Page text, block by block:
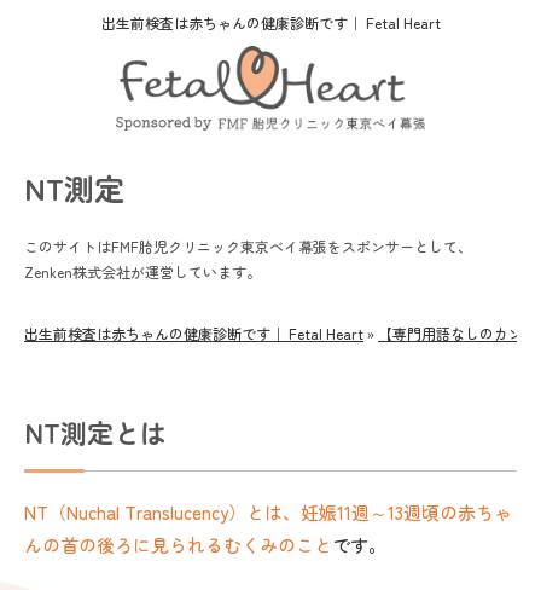
出生前検査は赤ちゃんの健康診断です｜ Fetal Heart
NT測定
このサイトはFMF胎児クリニック東京べイ幕張をスポンサーとして、
Zenken株式会社が運営しています。
出生前検査は赤ちゃんの健康診断です｜ Fetal Heart» 【専門用語なしのカン
NT測定とは
NT（Nuchal Translucency）とは、妊娠11週～13週頃の赤ちゃ
んの首の後ろに見られるむくみのこと です。